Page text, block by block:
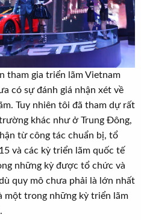
tham gia triển lãm Vietnam
có sự đánh giá nhận xét về
Tuy nhiên tôi đã tham dự rất
khác như ở Trung Đông,
từ công tác chuẩn bị, tổ
và các kỳ triển lãm quốc tế
những kỳ được tổ chức và
quy mô chưa phải là lớn nhất
một trong những kỳ triển lãm